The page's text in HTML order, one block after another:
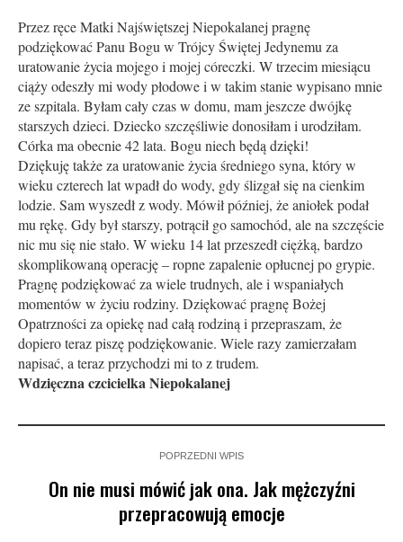
Przez ręce Matki Najświętszej Niepokalanej pragnę
podziękować Panu Bogu w Trójcy Świętej Jedynemu za
uratowanie życia mojego i mojej córeczki. W trzecim miesiącu
ciąży odeszły mi wody płodowe i w takim stanie wypisano mnie
ze szpitala. Byłam cały czas w domu, mam jeszcze dwójkę
starszych dzieci. Dziecko szczęśliwie donosiłam i urodziłam.
Córka ma obecnie 42 lata. Bogu niech będą dzięki!
Dziękuję także za uratowanie życia średniego syna, który w
wieku czterech lat wpadł do wody, gdy ślizgał się na cienkim
lodzie. Sam wyszedł z wody. Mówił później, że aniołek podał
mu rękę. Gdy był starszy, potrącił go samochód, ale na szczęście
nic mu się nie stało. W wieku 14 lat przeszedł ciężką, bardzo
skomplikowaną operację – ropne zapalenie opłucnej po grypie.
Pragnę podziękować za wiele trudnych, ale i wspaniałych
momentów w życiu rodziny. Dziękować pragnę Bożej
Opatrzności za opiekę nad całą rodziną i przepraszam, że
dopiero teraz piszę podziękowanie. Wiele razy zamierzałam
napisać, a teraz przychodzi mi to z trudem.
Wdzięczna czcicielka Niepokalanej
POPRZEDNI WPIS
On nie musi mówić jak ona. Jak mężczyźni
przepracowują emocje